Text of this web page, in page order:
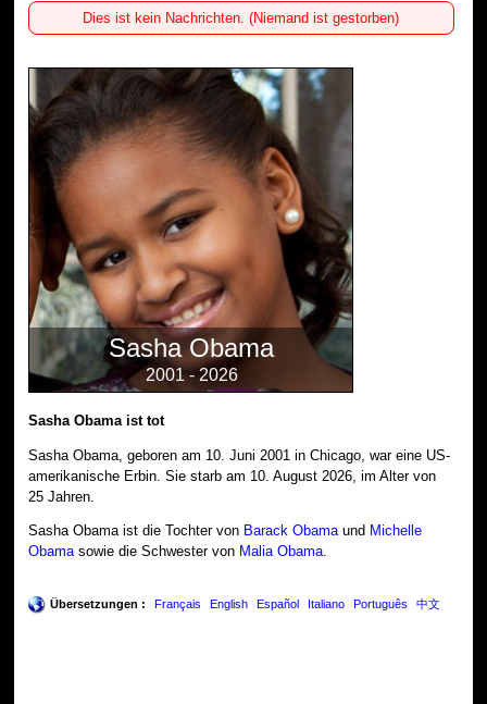
Dies ist kein Nachrichten. (Niemand ist gestorben)
Sasha Obama
2001 - 2026
Sasha Obama ist tot
Sasha Obama, geboren am 10. Juni 2001 in Chicago, war eine US-
amerikanische Erbin. Sie starb am 10. August 2026, im Alter von
25 Jahren.
Sasha Obama ist die Tochter von Barack Obamaund Michelle
Obamasowie die Schwester von Malia Obama.
Übersetzungen : Français English Español Italiano Português 中文